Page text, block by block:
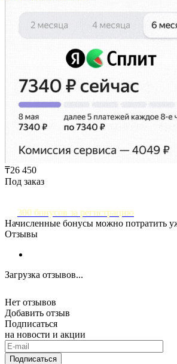
₸26 450
Под заказ
300 бонусов за регистрацию
Начисленные бонусы можно потратить
Отзывы
Загрузка отзывов...
Нет отзывов
Добавить отзыв
Подписаться
на новости и акции
Подписаться